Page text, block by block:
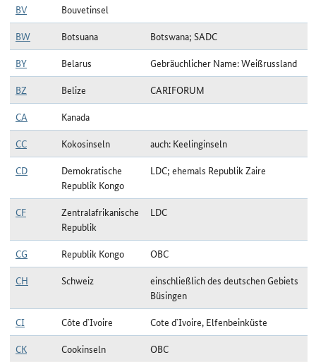
BV
Bouvetinsel
BW
Botsuana
Botswana; SADC
BY
Belarus
Gebräuchlicher Name: Weißrussland
BZ
Belize
CARIFORUM
CA
Kanada
CC
Kokosinseln
auch: Keelinginseln
CD
Demokratische
Republik Kongo
LDC; ehemals Republik Zaire
CF
Zentralafrikanische
Republik
LDC
CG Republik Kongo
OBC
CH
Schweiz
einschließlich des deutschen Gebiets
Büsingen
CI
Côte d`Ivoire
Cote d`Ivoire, Elfenbeinküste
CK
Cookinseln
OBC